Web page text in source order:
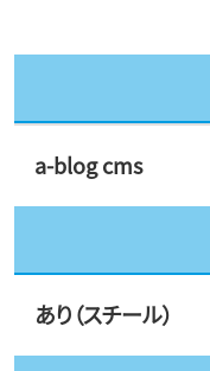
a-blog cms
あり（スチール）